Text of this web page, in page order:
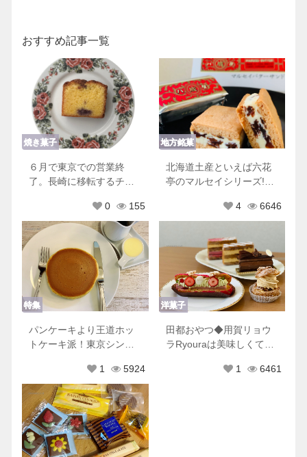
おすすめ記事一覧
焼き菓子
６月で東京での営業終
了。長崎に移転するチリ
0
155
地方銘菓
北海道土産といえば六花
亭のマルセイシリーズ!他
4
6646
特集
パンケーキより王道ホッ
トケーキ派！東京シンプ
1
5924
洋菓子
田都おやつ◆用賀リョウ
ラRyouraは美味しくて可
1 6461